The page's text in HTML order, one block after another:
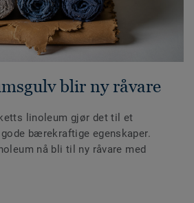
blir ny råvare
linoleum gjør det til et
bærekraftige egenskaper.
nå bli til ny råvare med